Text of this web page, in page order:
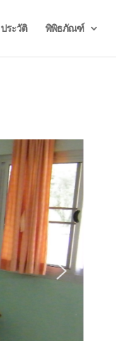
ประวัติ พิพิธภัณฑ์